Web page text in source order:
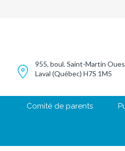
955, boul. Saint-Martin
Laval (Québec) H7S 1M5
Comité de parents